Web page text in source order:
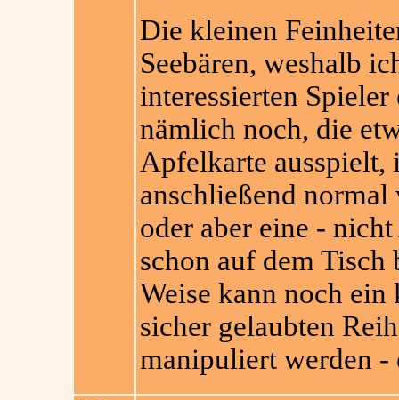
Die kleinen
Seebären, weshalb
interessierten
nämlich noch, die
Apfelkarte ausspielt,
anschließend
oder aber eine -
schon auf dem
Weise kann noch
sicher gelaubten
manipuliert werden -